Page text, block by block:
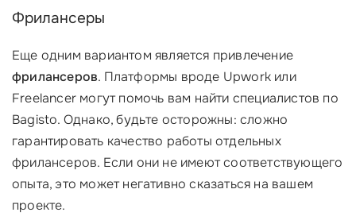
Фрилансеры
Еще одним вариантом является привлечение
фрилансеров. Платформы вроде Upwork или
Freelancer могут помочь вам найти специалистов по
Bagisto. Однако, будьте осторожны: сложно
гарантировать качество работы отдельных
фрилансеров. Если они не имеют соответствующего
опыта, это может негативно сказаться на вашем
проекте.